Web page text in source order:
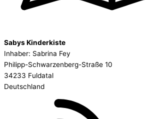
Sabys Kinderkiste
Inhaber: Sabrina Fey
Philipp-Schwarzenberg-Straße 10
34233 Fuldatal
Deutschland